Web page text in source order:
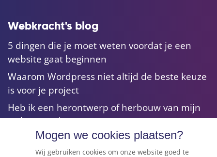
Webkracht's blog
5 dingen die je moet weten voordat je een
website gaat beginnen
Waarom Wordpress niet altijd de beste keuze
is voor je project
Heb ik een herontwerp of herbouw van mijn
website nodig?
Hoe mobielvriendelijk is jouw website?
Mogen we cookies plaatsen?
Wij gebruiken cookies om onze website goed te